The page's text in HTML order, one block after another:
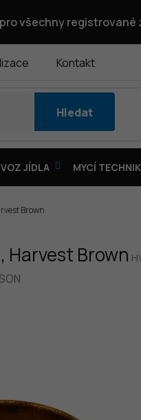
pro všechny registrované
Kontakt
Hledat
JÍDLA MYCÍ
Brown
Harvest Brown